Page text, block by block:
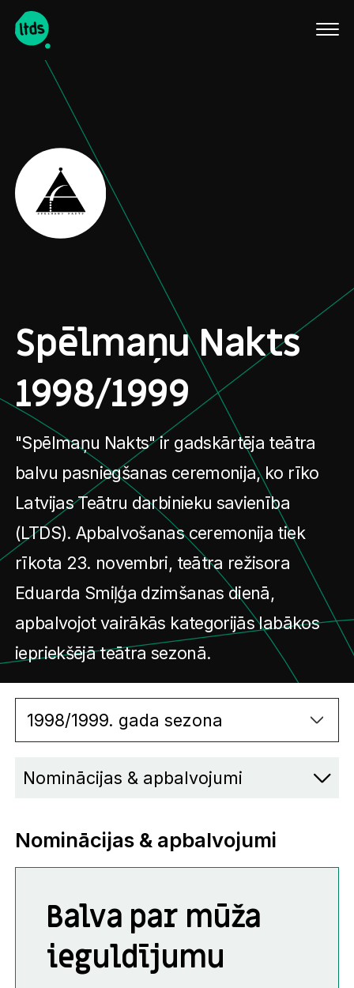
Spēlmaņu Nakts
1998/1999
"Spēlmaņu Nakts" ir gadskārtēja teātra
balvu pasniegšanas ceremonija, ko rīko
Latvijas Teātru darbinieku savienība
(LTDS). Apbalvošanas ceremonija tiek
rīkota 23. novembri, teātra režisora
Eduarda Smiļģa dzimšanas dienā,
apbalvojot vairākās kategorijās labākos
iepriekšējā teātra sezonā.
1998/1999. gada sezona
Nominācijas & apbalvojumi
Nominācijas & apbalvojumi
Balva par mūža
ieguldījumu